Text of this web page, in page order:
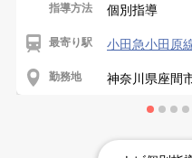
指導方法 個別指導
最寄り駅 小田急小田原
勤務地 神奈川県座間